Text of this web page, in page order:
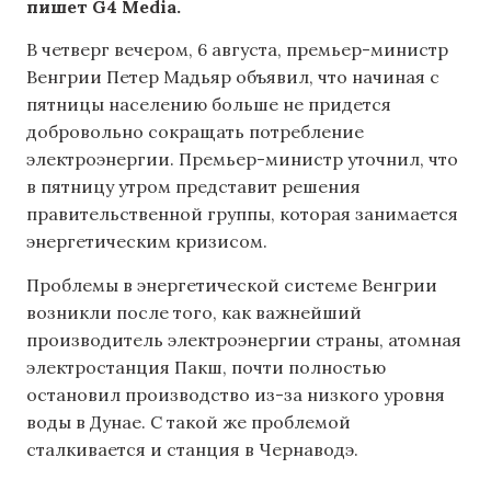
пишет G4 Media.
В четверг вечером, 6 августа, премьер-министр
Венгрии Петер Мадьяр объявил, что начиная с
пятницы населению больше не придется
добровольно сокращать потребление
электроэнергии. Премьер-министр уточнил, что
в пятницу утром представит решения
правительственной группы, которая занимается
энергетическим кризисом.
Проблемы в энергетической системе Венгрии
возникли после того, как важнейший
производитель электроэнергии страны, атомная
электростанция Пакш, почти полностью
остановил производство из-за низкого уровня
воды в Дунае. С такой же проблемой
сталкивается и станция в Чернаводэ.